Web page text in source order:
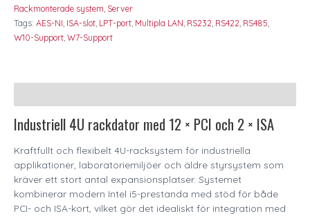
Rackmonterade system Server
Tags: AES-NI ISA-slot LPT-port Multipla LAN RS232 RS422 RS485
W10-Support W7-Support
Industriell 4U rackdator med 12 × PCI och 2 × ISA
Kraftfullt och flexibelt 4U-racksystem för industriella
applikationer, laboratoriemiljöer och äldre styrsystem som
kräver ett stort antal expansionsplatser. Systemet
kombinerar modern Intel i5-prestanda med stöd för både
PCI- och ISA-kort, vilket gör det idealiskt för integration med